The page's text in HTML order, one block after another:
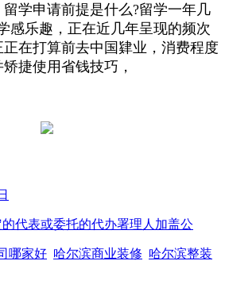
学申请前提是什么?留学一年几
感乐趣，正在近几年呈现的频次
在打算前去中国肄业，消费程度
捷使用省钱技巧，
代表或委托的代办署理人加盖公
哪家好 哈尔滨商业装修 哈尔滨整装